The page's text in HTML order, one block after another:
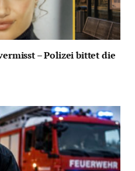
– Polizei bittet die